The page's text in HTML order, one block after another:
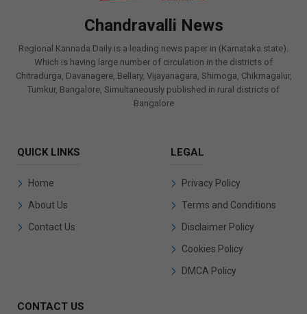
Chandravalli News
Regional Kannada Daily is a leading news paper in (Karnataka state).
Which is having large number of circulation in the districts of
Chitradurga, Davanagere, Bellary, Vijayanagara, Shimoga, Chikmagalur,
Tumkur, Bangalore, Simultaneously published in rural districts of
Bangalore
QUICK LINKS
Home
About Us
Contact Us
LEGAL
Privacy Policy
Terms and Conditions
Disclaimer Policy
Cookies Policy
DMCA Policy
CONTACT US